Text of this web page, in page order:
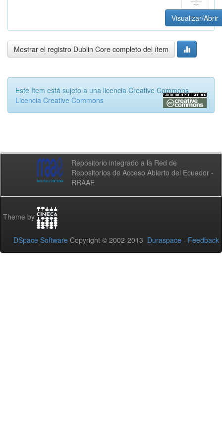
Visualizar/Abrir
Mostrar el registro Dublin Core completo del ítem
Este ítem está sujeto a una licencia Creative Commons
Licencia Creative Commons
Repositorio integrado a la Red de
Repositorios de Acceso Abierto del Ecuador -
RRAAE
Theme by
DSpace Software Copyright © 2002-2013 Duraspace - Feedback